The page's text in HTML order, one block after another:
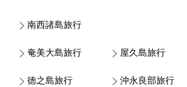
南西諸島旅行
奄美大島旅行 屋久島旅行
徳之島旅行 沖永良部旅行